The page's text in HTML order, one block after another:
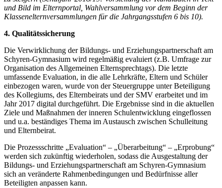
und Bild im Elternportal, Wahlversammlung vor dem Beginn der
Klassenelternversammlungen für die Jahrgangsstufen 6 bis 10).
4. Qualitätssicherung
Die Verwirklichung der Bildungs- und Erziehungspartnerschaft am
Schyren-Gymnasium wird regelmäßig evaluiert (z.B. Umfrage zur
Organisation des Allgemeinen Elternsprechtags). Die letzte
umfassende Evaluation, in die alle Lehrkräfte, Eltern und Schüler
einbezogen waren, wurde von der Steuergruppe unter Beteiligung
des Kollegiums, des Elternbeirats und der SMV erarbeitet und im
Jahr 2017 digital durchgeführt. Die Ergebnisse sind in die aktuellen
Ziele und Maßnahmen der inneren Schulentwicklung eingeflossen
und u.a. beständiges Thema im Austausch zwischen Schulleitung
und Elternbeirat.
Die Prozessschritte „Evaluation“ – „Überarbeitung“ – „Erprobung“
werden sich zukünftig wiederholen, sodass die Ausgestaltung der
Bildungs- und Erziehungspartnerschaft am Schyren-Gymnasium
sich an veränderte Rahmenbedingungen und Bedürfnisse aller
Beteiligten anpassen kann.